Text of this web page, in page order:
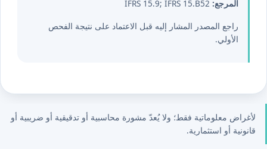
المرجع:
راجع المصدر المشار إليه قبل الاعتماد على نتيجة الفحص
الأولي.
لأغراض معلوماتية فقط؛ ولا يُعدّ مشورة محاسبية أو تدقيقية أو ضريبية أو
قانونية أو استثمارية.